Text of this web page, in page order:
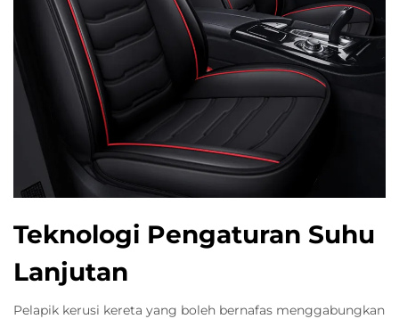
Teknologi Pengaturan Suhu
Lanjutan
Pelapik kerusi kereta yang boleh bernafas menggabungkan